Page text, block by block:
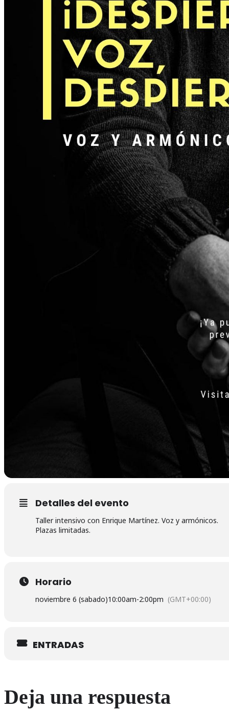
Detalles del evento
Taller intensivo con Enrique Martínez. Voz y armónicos.
Plazas limitadas.
Horario
noviembre 6 (sabado)10:00am-2:00pm (GMT+00:00)
ENTRADAS
Deja una respuesta